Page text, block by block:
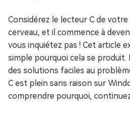
Considérez le lecteur C de
cerveau, et il commence à
vous inquiétez pas ! Cet article
simple pourquoi cela se
des solutions faciles au
C est plein sans raison sur
comprendre pourquoi,